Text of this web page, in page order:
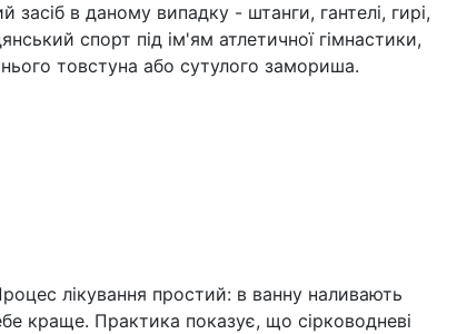
в даному випадку - штанги, гантелі, гирі,
спорт під ім'ям атлетичної гімнастики,
товстуна або сутулого замориша.
лікування простий: в ванну наливають
краще. Практика показує, що сірководневі